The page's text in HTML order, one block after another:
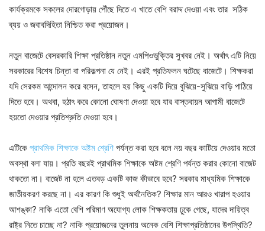
কার্যক্রমকে সকলের দোরগোড়ায় পৌঁছে দিতে এ খাতে বেশি বরাদ্দ দেওয়া এবং তার সঠিক
ব্যয় ও জবাবদিহিতা নিশ্চিত করা প্রয়োজন।
নতুন বাজেটে বেসরকারি শিক্ষা প্রতিষ্ঠান নতুন এমপিওভুক্তির সুখবর নেই। অর্থাৎ এটি নিয়ে
সরকারের বিশেষ চিন্তা বা পরিকল্পনা যে নেই। এরই প্রতিফলন ঘটেছে বাজেটে। শিক্ষকরা
যদি সেরকম আন্দোলন করে বসেন, তাহলে হয় কিছু একটি দিয়ে বুঝিয়ে-সুঝিয়ে বাড়ি পাঠিয়ে
দিতে হবে। অথবা, হঠাৎ করে কোনো ঘোষণা দেওয়া হবে যার বাস্তবায়ন আগামী বাজেটে
হয়তো দেওয়ার প্রতিশ্রুতি দেওয়া হবে।
এটিকে প্রাথমিক শিক্ষাকে অষ্টম শ্রেণি পর্যন্ত করা হবে বলে নয় বছর কাটিয়ে দেওয়ার মতো
অবস্থা বলা যায়। প্রতি বছরই প্রাথমিক শিক্ষাকে অষ্টম শ্রেণি পর্যন্ত করার কোনো বাজেট
থাকতো না। বাজেট না হলে এতবড় একটি কাজ কীভাবে হবে? সরকার মাধ্যমিক শিক্ষাকে
জাতীয়করণ করছে না। এর কারণ কি শুধুই অর্থনৈতিক? শিক্ষার মান আরও খারাপ হওয়ার
আশঙ্কা? নাকি এতো বেশি পরিমাণ অযোগ্য লোক শিক্ষকতায় ঢুকে গেছে, যাদের দায়িত্ব
রাষ্ট্র নিতে চাচ্ছে না? নাকি প্রয়োজনের তুলনায় অনেক বেশি শিক্ষাপ্রতিষ্ঠানের উপস্থিতি?